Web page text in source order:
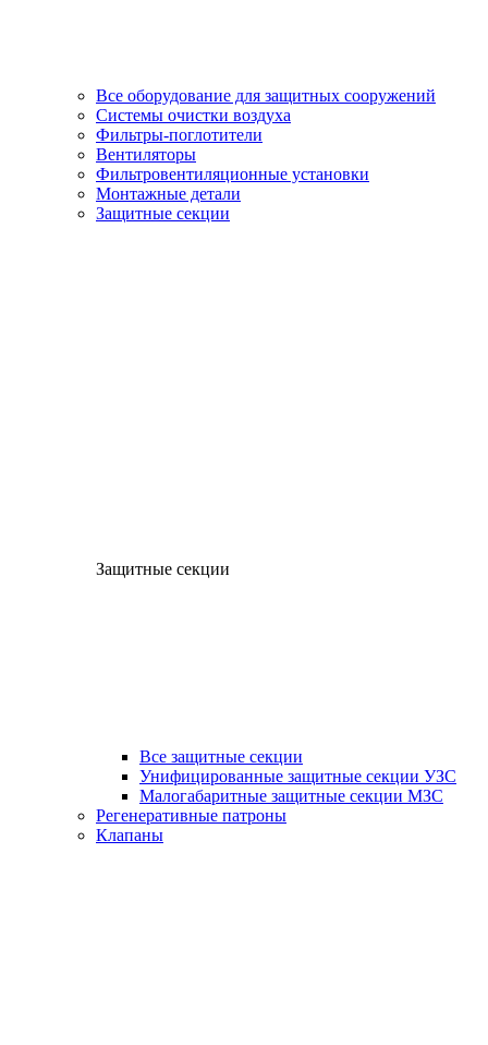
Все оборудование для защитных сооружений
Системы очистки воздуха
Фильтры-поглотители
Вентиляторы
Фильтровентиляционные установки
Монтажные детали
Защитные секции
Защитные секции
Все защитные секции
Унифицированные защитные секции УЗС
Малогабаритные защитные секции МЗС
Регенеративные патроны
Клапаны